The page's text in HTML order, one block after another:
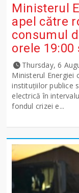
Ministerul
apel către
consumul
orele 19:00
Thursday, 6
Ministerul Energiei
instituțiilor publice
electrică în
fondul crizei e...